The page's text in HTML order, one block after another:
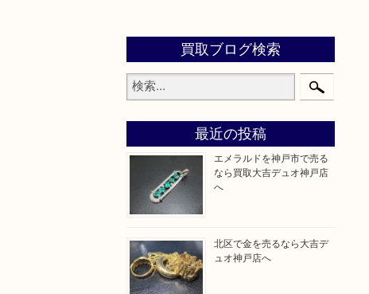
買取ブログ検索
最近の投稿
エメラルドを神戸市で売る
なら買取大吉デュオ神戸店
へ
北区で金を売るなら大吉デ
ュオ神戸店へ